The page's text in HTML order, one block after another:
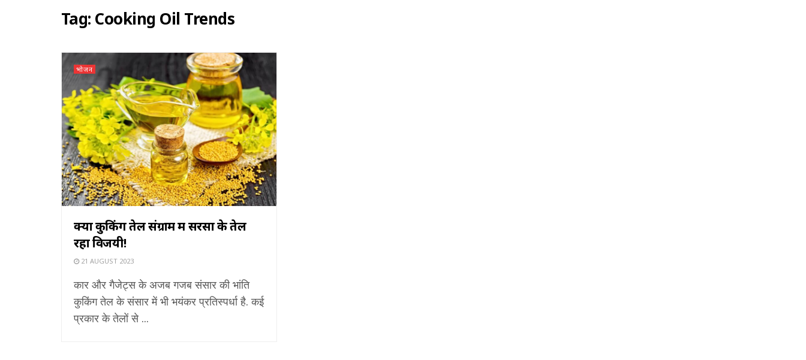
Tag: Cooking Oil Trends
भोजन
क्यों कुकिंग तेल संग्राम में सरसों के तेल
रहा विजयी!
21 AUGUST 2023
कार और गैजेट्स के अजब गजब संसार की भांति
कुकिंग तेल के संसार में भी भयंकर प्रतिस्पर्धा है. कई
प्रकार के तेलों से ...